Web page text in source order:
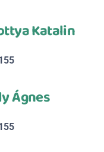
Katalin
Ágnes